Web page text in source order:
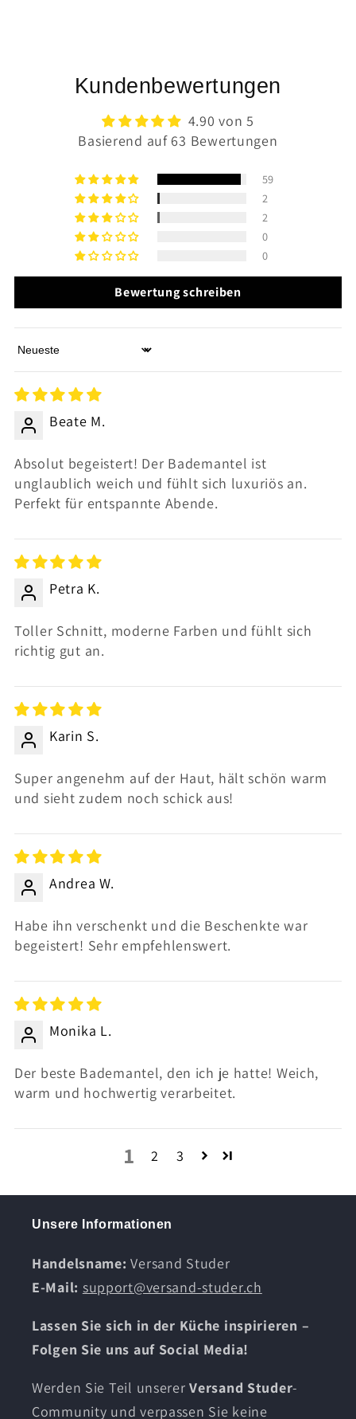
Kundenbewertungen
4.90 von 5
Basierend auf 63 Bewertungen
59
2
2
0
0
Bewertung schreiben
Sort by
Beate M.
Absolut begeistert! Der Bademantel ist
unglaublich weich und fühlt sich luxuriös an.
Perfekt für entspannte Abende.
Petra K.
Toller Schnitt, moderne Farben und fühlt sich
richtig gut an.
Karin S.
Super angenehm auf der Haut, hält schön warm
und sieht zudem noch schick aus!
Andrea W.
Habe ihn verschenkt und die Beschenkte war
begeistert! Sehr empfehlenswert.
Monika L.
Der beste Bademantel, den ich je hatte! Weich,
warm und hochwertig verarbeitet.
1 2 3
Unsere Informationen
Handelsname: Versand Studer
E-Mail: support@versand-studer.ch
Lassen Sie sich in der Küche inspirieren –
Folgen Sie uns auf Social Media!
Werden Sie Teil unsererVersand Studer-
Community und verpassen Sie keine